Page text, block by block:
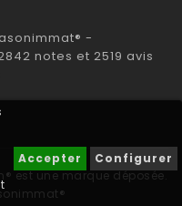
Accepter Configurer
-
notes et 2519 avis
est une marque déposée.